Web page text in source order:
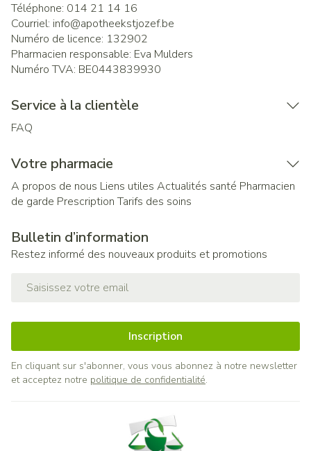
Téléphone: 014 21 14 16
Courriel: info@apotheekstjozef.be
Numéro de licence: 132902
Pharmacien responsable: Eva Mulders
Numéro TVA: BE0443839930
Service à la clientèle
FAQ
Votre pharmacie
A propos de nous Liens utiles Actualités santé Pharmacien
de garde Prescription Tarifs des soins
Bulletin d’information
Restez informé des nouveaux produits et promotions
Inscription
En cliquant sur s'abonner, vous vous abonnez à notre newsletter
et acceptez notre politique de confidentialité.